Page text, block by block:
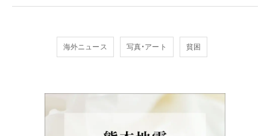
海外ニュース 写真・アート 貧困